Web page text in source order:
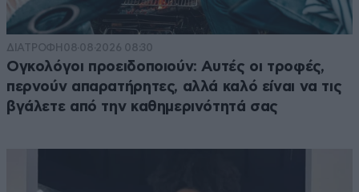
ΔΙΑΤΡΟΦΗ 08·08·2026 08:30
Ογκολόγοι προειδοποιούν: Αυτές οι τροφές,
περνούν απαρατήρητες, αλλά καλό είναι να τις
βγάλετε από την καθημερινότητά σας